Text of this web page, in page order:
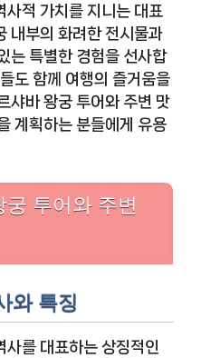
사적 가치를 지니는 대표
내부의 화려한 전시물과
는 특별한 경험을 선사합
도 함께 여행의 즐거움을
샤바 왕궁 투어와 주변 맛
계획하는 분들에게 유용
투어와 주변
와 특징
사를 대표하는 상징적인